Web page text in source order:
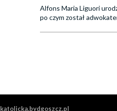
Alfons Maria Liguori
po czym został
katolicka.bydgoszcz.pl